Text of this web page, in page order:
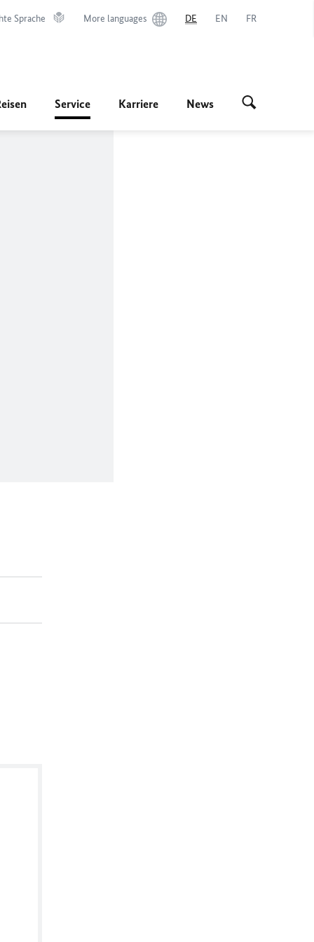
Sprache More languages DE EN FR
Service Karriere News